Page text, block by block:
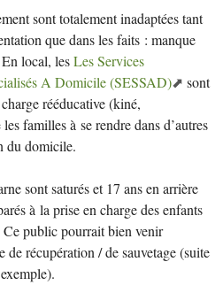
sont totalement inadaptées tant
que dans les faits : manque
local, lesLes Services
A Domicile (SESSAD)
sont
rééducative (kiné,
familles à se rendre dans d’autres
du domicile.
sont saturés et 17 ans en arrière
à la prise en charge des enfants
Ce public pourrait bien venir
de récupération / de sauvetage (suite